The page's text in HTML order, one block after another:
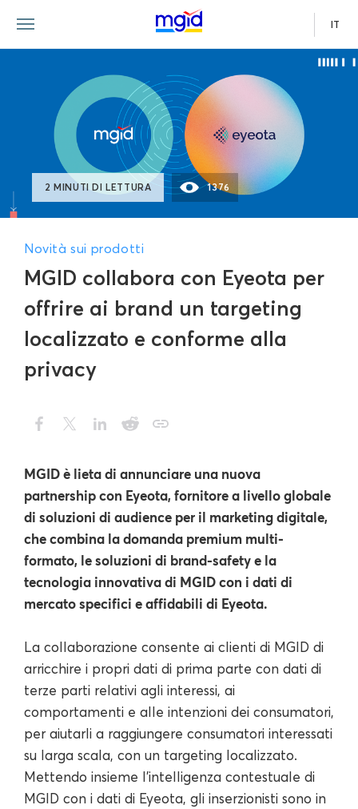
IT
MGID collabora con Eyeota per
offrire ai brand un targeting
localizzato e conforme alla
privacy
Novità sui prodotti
2 MINUTI DI LETTURA 1376
MGID è lieta di annunciare una nuova
partnership con Eyeota, fornitore a livello globale
di soluzioni di audience per il marketing digitale,
che combina la domanda premium multi-
formato, le soluzioni di brand-safety e la
tecnologia innovativa di MGID con i dati di
mercato specifici e affidabili di Eyeota.
La collaborazione consente ai clienti di MGID di
arricchire i propri dati di prima parte con dati di
terze parti relativi agli interessi, ai
comportamenti e alle intenzioni dei consumatori,
per aiutarli a raggiungere consumatori interessati
su larga scala, con un targeting localizzato.
Mettendo insieme l'intelligenza contestuale di
MGID con i dati di Eyeota, gli inserzionisti sono in